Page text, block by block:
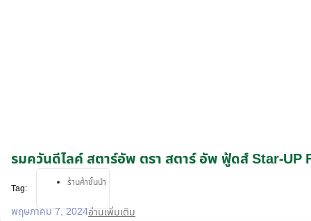
รมควันดีไลค์ สตาร์อัพ ตรา สตาร์ อัพ ฟู้ดส์ Star-UP
Tag: ร้านค้าชั้นนำ
พฤษภาคม 7, 2024อ่านเพิ่มเติม